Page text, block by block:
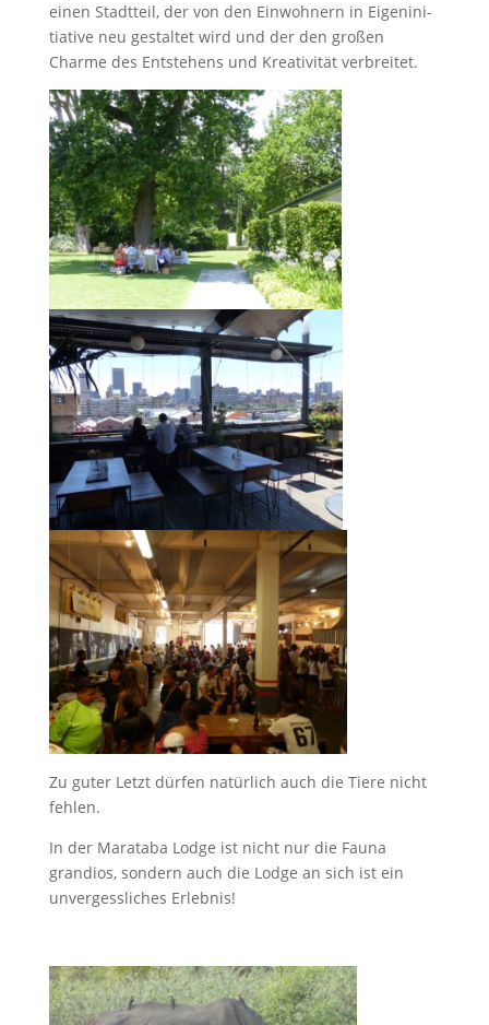
einen Stadt­teil, der von den Ein­wohn­ern in Eigenini­
tia­tive neu gestal­tet wird und der den großen
Charme des Entste­hens und Kreativ­ität verbreitet.
Zu guter Let­zt dür­fen natür­lich auch die Tiere nicht
fehlen.
In der Marata­ba Lodge ist nicht nur die Fau­na
grandios, son­dern auch die Lodge an sich ist ein
unvergesslich­es Erlebnis!